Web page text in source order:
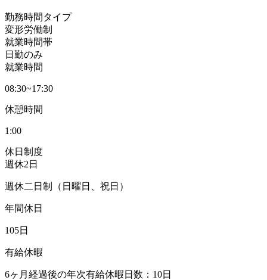
勤務時間タイプ
変形労働制
就業時間帯
日勤のみ
就業時間
08:30~17:30
休憩時間
1:00
休日制度
週休2日
週休二日制（日曜日、祝日）
年間休日
105日
有給休暇
6ヶ月経過後の年次有給休暇日数：10日